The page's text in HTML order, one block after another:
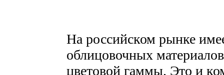
На российском рынке
облицовочных
цветовой гаммы. Это и